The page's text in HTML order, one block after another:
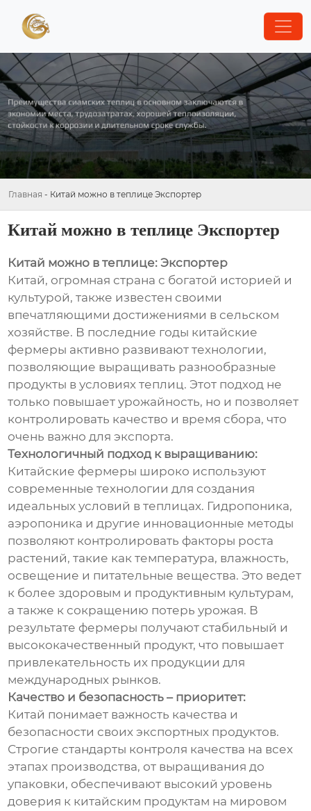
Главная - Китай можно в теплице Экспортер
Китай можно в теплице Экспортер
Китай можно в теплице: Экспортер
Китай, огромная страна с богатой историей и
культурой, также известен своими
впечатляющими достижениями в сельском
хозяйстве. В последние годы китайские
фермеры активно развивают технологии,
позволяющие выращивать разнообразные
продукты в условиях теплиц. Этот подход не
только повышает урожайность, но и позволяет
контролировать качество и время сбора, что
очень важно для экспорта.
Технологичный подход к выращиванию:
Китайские фермеры широко используют
современные технологии для создания
идеальных условий в теплицах. Гидропоника,
аэропоника и другие инновационные методы
позволяют контролировать факторы роста
растений, такие как температура, влажность,
освещение и питательные вещества. Это ведет
к более здоровым и продуктивным культурам,
а также к сокращению потерь урожая. В
результате фермеры получают стабильный и
высококачественный продукт, что повышает
привлекательность их продукции для
международных рынков.
Качество и безопасность – приоритет:
Китай понимает важность качества и
безопасности своих экспортных продуктов.
Строгие стандарты контроля качества на всех
этапах производства, от выращивания до
упаковки, обеспечивают высокий уровень
доверия к китайским продуктам на мировом